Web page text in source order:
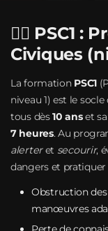
🧑‍⚕️ PSC1 :
Civiques
La formation PSC1
niveau 1) est le
tous dès10 anset
7 heures. Au
alerteret secourir,
dangers et pratiquer
Obstruction
manœuvres